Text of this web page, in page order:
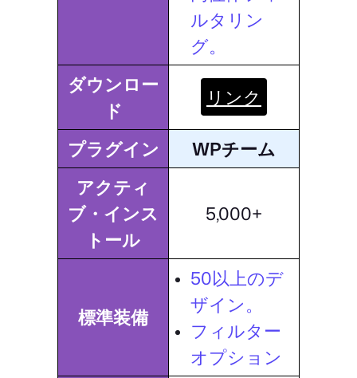
ルタリン
グ。
ダウンロー
ド
リンク
プラグイン
WPチーム
アクティ
ブ・インス
トール
5,000+
標準装備
50以上のデ
ザイン。
フィルター
オプション